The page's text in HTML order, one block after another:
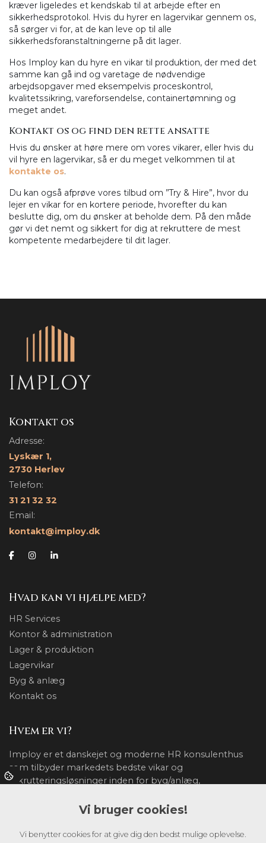
kræver ligeledes et kendskab til at arbejde efter en
sikkerhedsprotokol. Hvis du hyrer en lagervikar gennem os,
så sørger vi for, at de kan leve op til alle
sikkerhedsforanstaltningerne på dit lager.
Hos Imploy kan du hyre en vikar til produktion, der med det
samme kan gå ind og varetage de nødvendige
arbejdsopgaver med eksempelvis proceskontrol,
kvalitetssikring, vareforsendelse, containertømning og
meget andet.
Kontakt os og find den rette ansatte
Hvis du ønsker at høre mere om vores vikarer, eller hvis du
vil hyre en lagervikar, så er du meget velkommen til at
kontakte os.
Du kan også afprøve vores tilbud om ”Try & Hire”, hvor du
lejer en vikar for en kortere periode, hvorefter du kan
beslutte dig, om du ønsker at beholde dem. På den måde
gør vi det nemt og sikkert for dig at rekruttere de mest
kompetente medarbejdere til dit lager.
Kontakt os
Adresse:
Lyskær 1,
2730 Herlev
Telefon:
31 21 32 32
Email:
kontakt@imploy.dk
Hvad kan vi hjælpe med?
HR Services
Kontor & administration
Lager & produktion
Lagervikar
Byg & anlæg
Kontakt os
Hvem er vi?
Imploy er et danskejet og moderne HR konsulenthus
som tilbyder markedets bedste vikar og
rekrutteringsløsninger inden for byg/anlæg,
Vi leverer kvalitet til tiden og garanterer et højt
serviceniveau, samt minimerede omkostninger.
Vi bruger cookies!
Vi benytter cookies for at give dig den bedst mulige oplevelse.